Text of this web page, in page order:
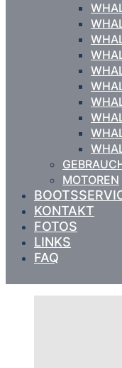
MOTOREN
KONTAKT
FOTOS
LINKS
FAQ